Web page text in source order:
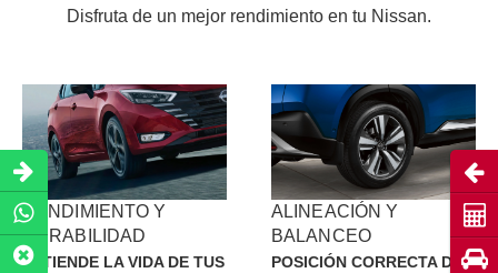
Disfruta de un mejor rendimiento en tu Nissan.
RENDIMIENTO Y
DURABILIDAD
EXTIENDE LA VIDA DE TUS
ALINEACIÓN Y
BALANCEO
POSICIÓN CORRECTA DE